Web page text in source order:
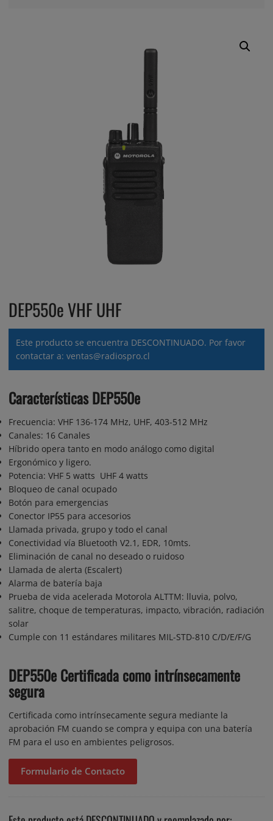
DEP550e VHF UHF
Este producto se encuentra DESCONTINUADO. Por favor
contactar a: ventas@radiospro.cl
CaracterísticasDEP550e
Frecuencia: VHF 136-174 MHz, UHF, 403-512 MHz
Canales: 16 Canales
Híbrido opera tanto en modo análogo como digital
Ergonómico y ligero.
Potencia: VHF 5 watts UHF 4 watts
Bloqueo de canal ocupado
Botón para emergencias
Conector IP55 para accesorios
Llamada privada, grupo y todo el canal
Conectividad vía Bluetooth V2.1, EDR, 10mts.
Eliminación de canal no deseado o ruidoso
Llamada de alerta (Escalert)
Alarma de batería baja
Prueba de vida acelerada Motorola ALTTM: lluvia, polvo,
salitre, choque de temperaturas, impacto, vibración, radiación
solar
Cumple con 11 estándares militares MIL-STD-810 C/D/E/F/G
DEP550e Certificada como intrínsecamente
segura
Certificada como intrínsecamente segura mediante la
aprobación FM cuando se compra y equipa con una batería
FM para el uso en ambientes peligrosos.
Formulario de Contacto